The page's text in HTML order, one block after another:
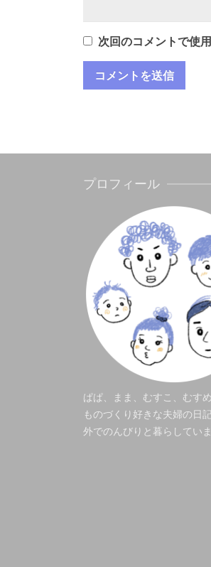
次回のコメントで使
プロフィール
ぱぱ、まま、むすこ、むす
ものづくり好きな夫婦の日
外でのんびりと暮らしていま